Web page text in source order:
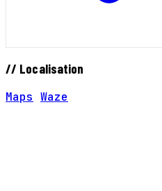
// Localisation
Maps Waze